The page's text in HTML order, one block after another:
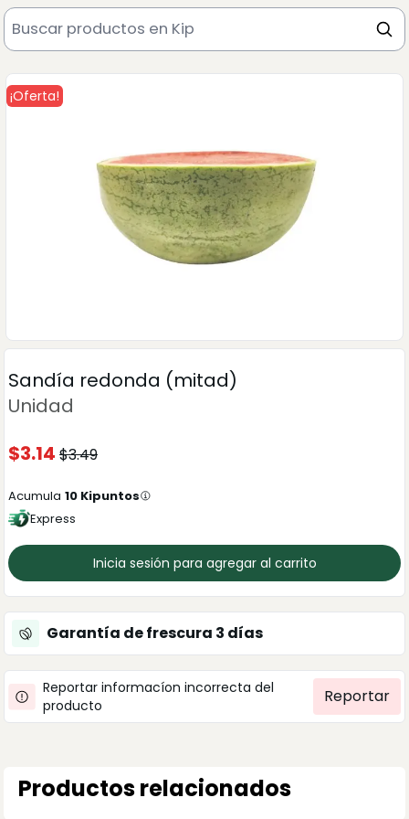
¡Oferta!
Sandía redonda (mitad)
Unidad
$3.14 $3.49
Acumula 10 Kipuntos
Express
Inicia sesión para agregar al carrito
Garantía de frescura 3 días
Reportar informacíon incorrecta del
producto
Reportar
Productos relacionados